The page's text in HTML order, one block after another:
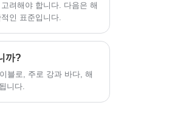
려해야 합니다. 다음은 해
인 표준입니다.
까?
블로, 주로 강과 바다, 해
니다.